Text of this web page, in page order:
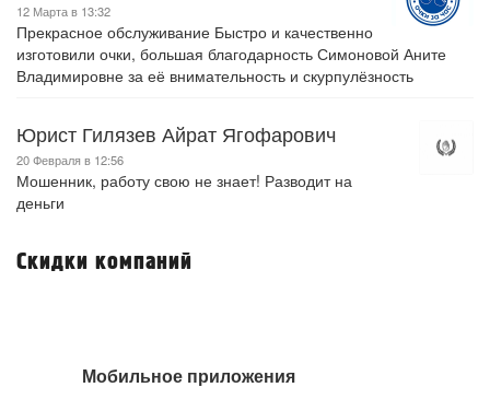
12 Марта в 13:32
Прекрасное обслуживание Быстро и качественно
изготовили очки, большая благодарность Симоновой Аните
Владимировне за её внимательность и скурпулёзность
Юрист Гилязев Айрат Ягофарович
20 Февраля в 12:56
Мошенник, работу свою не знает! Разводит на
деньги
Скидки компаний
Мобильное приложения